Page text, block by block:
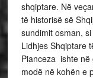
shqiptare. Në
të historisë së
sundimit osman,
Lidhjes Shqiptare
Pianceza ishte në
modë në kohën e